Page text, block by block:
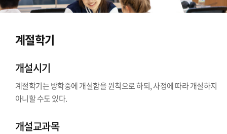
계절학기
개설시기
계절학기는 방학중에 개설함을 원칙으로 하되, 사정에 따라 개설하지
아니할 수도 있다.
개설교과목